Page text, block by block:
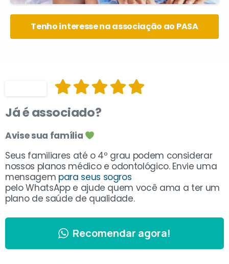
Tenho interesse na associação ao PASA
Jáéassociado?
Avise sua família
Seus familiares até o 4º grau podem considerar
nossos planos médico e odontológico. Envie uma
mensagem para seus sogros
pelo WhatsApp e ajude quem você ama a ter um
plano de saúde de qualidade.
Recomendar agora!